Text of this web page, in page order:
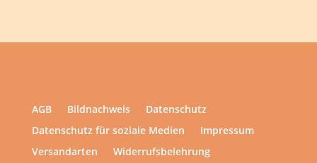
AGB Bildnachweis
Datenschutz
Datenschutz für soziale Medien
Impressum
Versandarten
Widerrufsbelehrung